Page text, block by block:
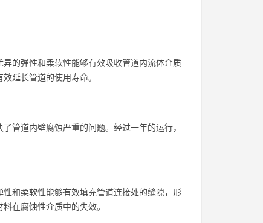
的弹性和柔软性能够有效吸收管道内流体介质
延长管道的使用寿命。
管道内壁腐蚀严重的问题。经过一年的运行，
和柔软性能够有效填充管道连接处的缝隙，形
在腐蚀性介质中的失效。